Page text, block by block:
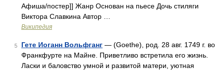
Афиша/постер]] Жанр Основан на пьесе Дочь стиляги
Виктора Славкина Автор …
Википедия
5 Гете Иоганн Вольфганг — (Goethe), род. 28 авг. 1749 г. во
Франкфурте на Майне. Приветливо встретила его жизнь.
Ласки и баловство умной и развитой матери, уютная